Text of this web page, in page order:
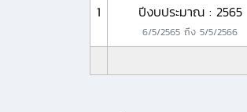
1 ปีงบประมาณ : 2565
6/5/2565 ถึง 5/5/2566